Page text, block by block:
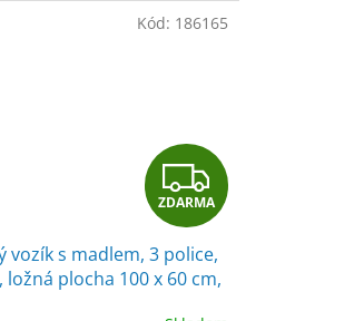
Z
D
A
ZDARMA
vozík s madlem, 3 police,
ložná plocha 100 x 60 cm,
Kód: 186165